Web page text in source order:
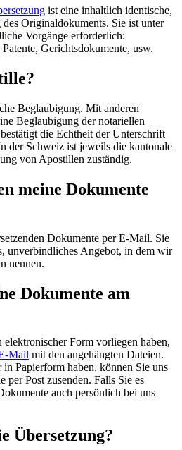
ist eine inhaltlich identische,
Originaldokuments. Sie ist unter
Vorgänge erforderlich:
Patente, Gerichtsdokumente, usw.
Beglaubigung. Mit anderen
Beglaubigung der notariellen
die Echtheit der Unterschrift
der Schweiz ist jeweils die kantonale
von Apostillen zuständig.
meine Dokumente
Dokumente per E-Mail. Sie
unverbindliches Angebot, in dem wir
nennen.
Dokumente am
Form vorliegen haben,
Mail mit den angehängten Dateien.
Papierform haben, können Sie uns
per Post zusenden. Falls Sie es
auch persönlich bei uns
Übersetzung?